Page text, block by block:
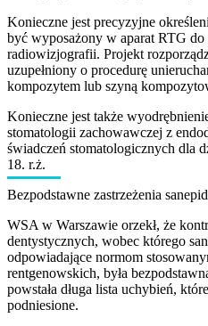
Konieczne jest precyzyjne
być wyposażony w aparat RTG
radiowizjografii. Projekt
uzupełniony o procedurę
kompozytem lub szyną
Konieczne jest także
stomatologii zachowawczej z
świadczeń stomatologicznych dla
18. r.ż.
Bezpodstawne zastrzeżenia
WSA w Warszawie orzekł, że
dentystycznych, wobec którego
odpowiadające normom
rentgenowskich, była
powstała długa lista uchybień,
podniesione.